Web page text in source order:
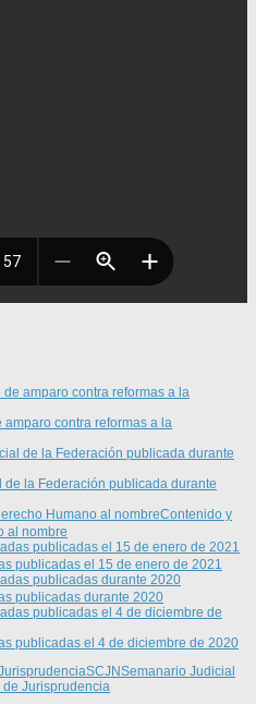
contra reformas a la
la Federación publicada durante
Contenido y
al nombre
publicadas el 15 de enero de 2021
publicadas durante 2020
publicadas el 4 de diciembre de 2020
SCJNSemanario Judicial
de Jurisprudencia